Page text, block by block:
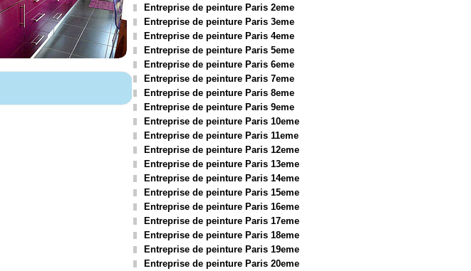
Entreprise de peinture Paris 2eme
Entreprise de peinture Paris 3eme
Entreprise de peinture Paris 4eme
Entreprise de peinture Paris 5eme
Entreprise de peinture Paris 6eme
Entreprise de peinture Paris 7eme
Entreprise de peinture Paris 8eme
Entreprise de peinture Paris 9eme
Entreprise de peinture Paris 10eme
Entreprise de peinture Paris 11eme
Entreprise de peinture Paris 12eme
Entreprise de peinture Paris 13eme
Entreprise de peinture Paris 14eme
Entreprise de peinture Paris 15eme
Entreprise de peinture Paris 16eme
Entreprise de peinture Paris 17eme
Entreprise de peinture Paris 18eme
Entreprise de peinture Paris 19eme
Entreprise de peinture Paris 20eme